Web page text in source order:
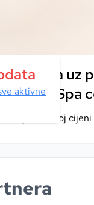
aktivne
lica uz
Herbal Spa
nevjerovatnoj cijeni